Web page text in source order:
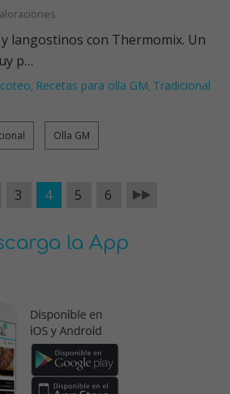
langostinos con Thermomix. Un
p…
, Recetas para olla GM, Tradicional
Olla GM
3 4 5 6
la App